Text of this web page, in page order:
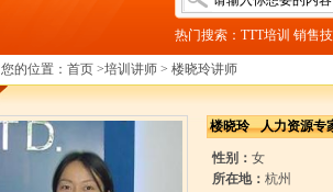
热门搜索： TTT培训 销售
您的位置： 首页 >培训讲师 > 楼晓玲讲师
楼晓玲 人力资源专
性别： 女
所在地： 杭州